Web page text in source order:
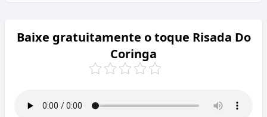
Baixe gratuitamente o toque Risada Do
Coringa